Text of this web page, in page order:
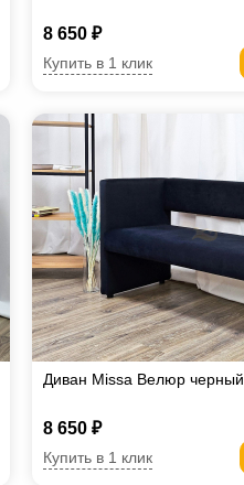
8 650 ₽
Купить в 1 клик
Диван Missa Велюр черный
8 650 ₽
Купить в 1 клик